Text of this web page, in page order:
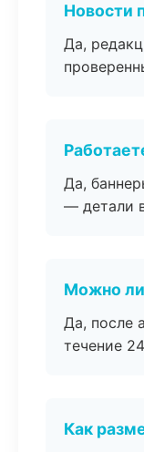
Новости
Да,
Да,
— детали
Можно ли
Да, после
течение
Как